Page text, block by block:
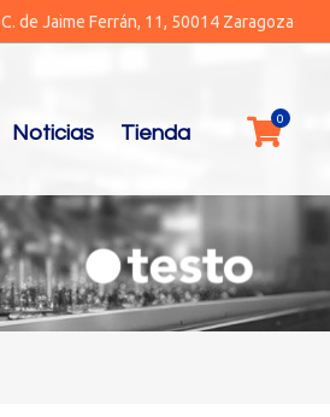
C. de Jaime Ferrán, 11, 50014 Zaragoza
Noticias Tienda